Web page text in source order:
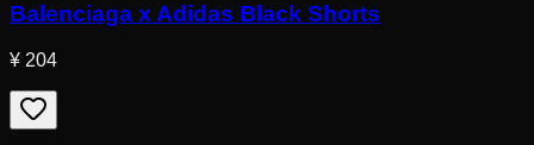
Balenciaga x Adidas Black Shorts
¥ 204